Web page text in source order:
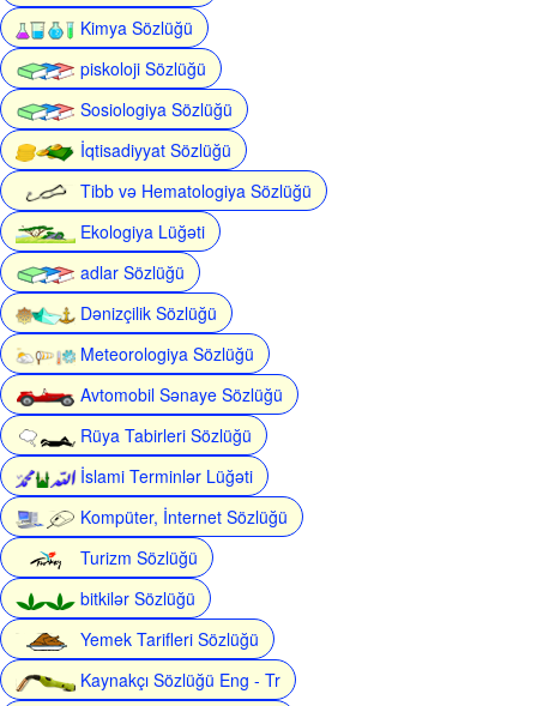
Kimya Sözlüğü
piskoloji Sözlüğü
Sosiologiya Sözlüğü
İqtisadiyyat Sözlüğü
Tibb və Hematologiya Sözlüğü
Ekologiya Lüğəti
adlar Sözlüğü
Dənizçilik Sözlüğü
Meteorologiya Sözlüğü
Avtomobil Sənaye Sözlüğü
Rüya Tabirleri Sözlüğü
İslami Terminlər Lüğəti
Kompüter, İnternet Sözlüğü
Turizm Sözlüğü
bitkilər Sözlüğü
Yemek Tarifleri Sözlüğü
Kaynakçı Sözlüğü Eng - Tr